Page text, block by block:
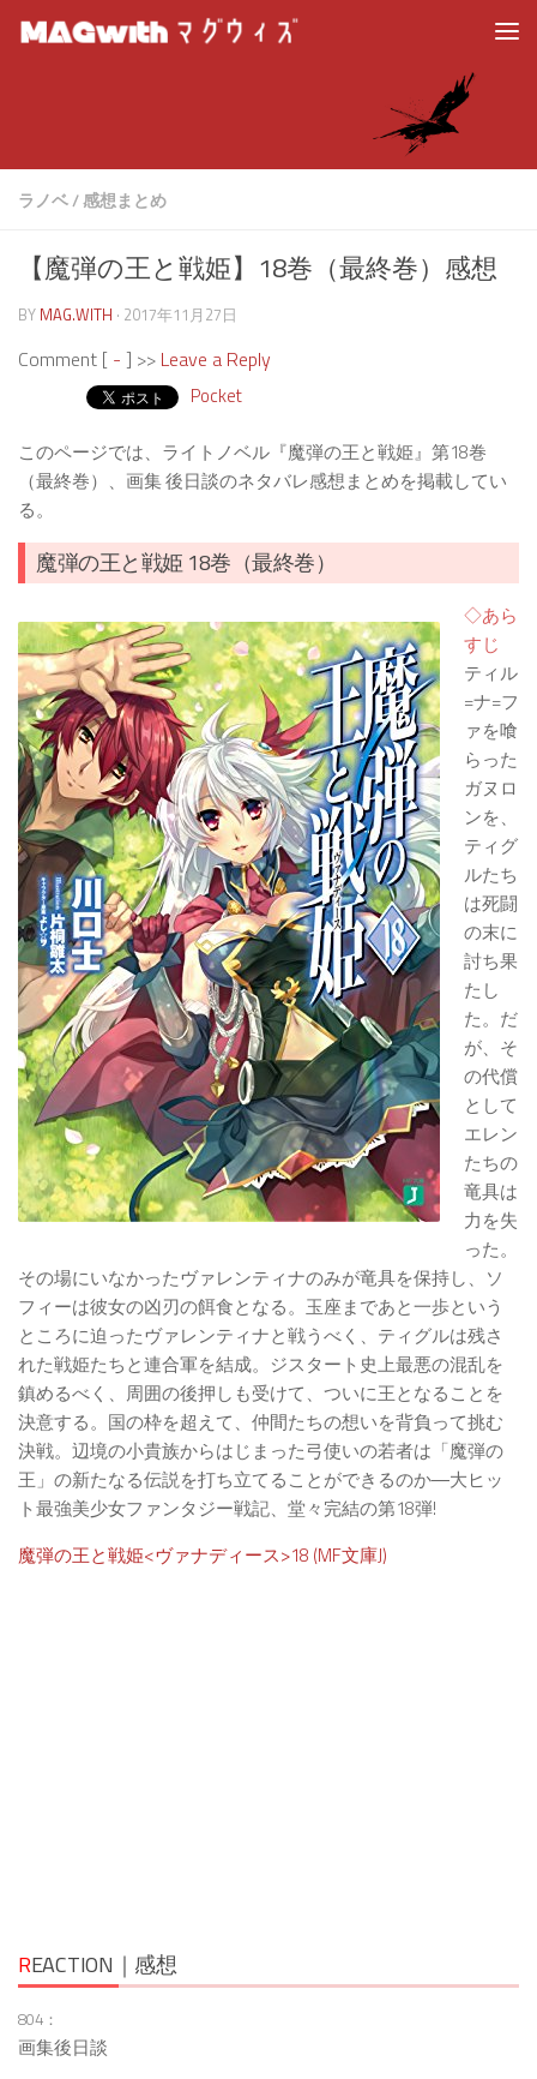
ラノベ/感想まとめ
【魔弾の王と戦姫】18巻（最終巻）感想
BY MAG.WITH · 2017年11月27日
Comment [ - ] >> Leave a Reply
Pocket
このページでは、ライトノベル『魔弾の王と戦姫』第18巻
（最終巻）、画集 後日談のネタバレ感想まとめを掲載してい
る。
魔弾の王と戦姫 18巻（最終巻）
◇あら
すじ
ティル
=ナ=フ
ァを喰
らった
ガヌロ
ンを、
ティグ
ルたち
は死闘
の末に
討ち果
たし
た。だ
が、そ
の代償
として
エレン
たちの
竜具は
力を失
った。
その場にいなかったヴァレンティナのみが竜具を保持し、ソ
フィーは彼女の凶刃の餌食となる。玉座まであと一歩という
ところに迫ったヴァレンティナと戦うべく、ティグルは残さ
れた戦姫たちと連合軍を結成。ジスタート史上最悪の混乱を
鎮めるべく、周囲の後押しも受けて、ついに王となることを
決意する。国の枠を超えて、仲間たちの想いを背負って挑む
決戦。辺境の小貴族からはじまった弓使いの若者は「魔弾の
王」の新たなる伝説を打ち立てることができるのか―大ヒッ
ト最強美少女ファンタジー戦記、堂々完結の第18弾!
魔弾の王と戦姫<ヴァナディース>18 (MF文庫J)
REACTION｜感想
804：
画集後日談